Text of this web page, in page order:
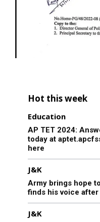
Hot this week
Education
AP TET 2024:
today at
here
J&K
Army brings hope
finds his voice
J&K